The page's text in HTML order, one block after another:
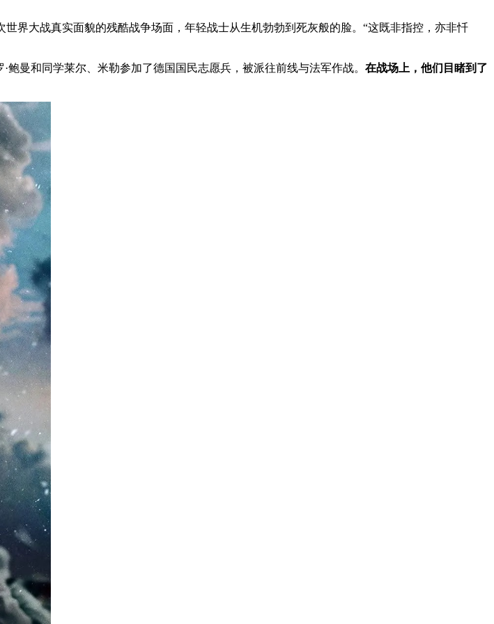
界大战真实面貌的残酷战争场面，年轻战士从生机勃勃到死灰般的脸。“这既非指控，亦非忏
曼和同学莱尔、米勒参加了德国国民志愿兵，被派往前线与法军作战。 在战场上，他们目睹到了